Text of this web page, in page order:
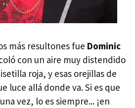
más resultones fue Dominic
con un aire muy distendido
roja, y esas orejillas de
luce allá donde va. Si es que
vez, lo es siempre... ¡en